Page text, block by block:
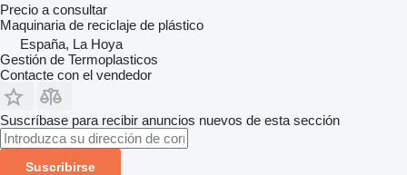
Precio a consultar
Maquinaria de reciclaje de plástico
España, La Hoya
Gestión de Termoplasticos
Contacte con el vendedor
Suscríbase para recibir anuncios nuevos de esta sección
Suscribirse